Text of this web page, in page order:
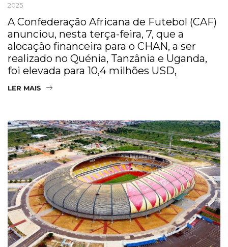
2025
A Confederação Africana de Futebol (CAF)
anunciou, nesta terça-feira, 7, que a
alocação financeira para o CHAN, a ser
realizado no Quénia, Tanzânia e Uganda,
foi elevada para 10,4 milhões USD,
LER MAIS